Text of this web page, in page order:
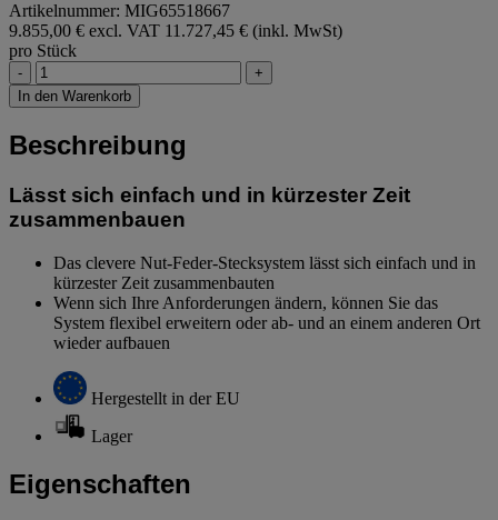
Artikelnummer: MIG65518667
9.855,00 € excl. VAT 11.727,45 € (inkl. MwSt)
pro Stück
-
+
In den Warenkorb
Beschreibung
Lässt sich einfach und in kürzester Zeit
zusammenbauen
Das clevere Nut-Feder-Stecksystem lässt sich einfach und in
kürzester Zeit zusammenbauten
Wenn sich Ihre Anforderungen ändern, können Sie das
System flexibel erweitern oder ab- und an einem anderen Ort
wieder aufbauen
Hergestellt in der EU
Lager
Eigenschaften